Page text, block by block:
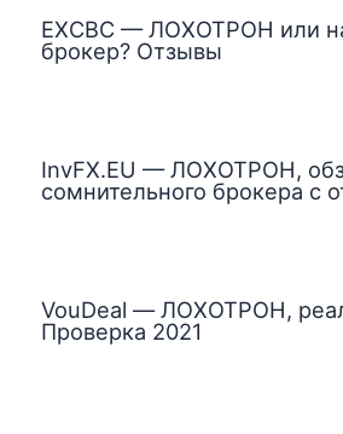
EXCBC — ЛОХОТРОН или
брокер? Отзывы
InvFX.EU — ЛОХОТРОН,
сомнительного брокера с
VouDeal — ЛОХОТРОН,
Проверка 2021